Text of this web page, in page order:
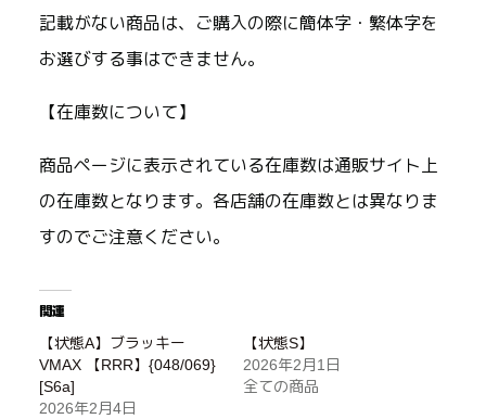
記載がない商品は、ご購入の際に簡体字・繁体字を
お選びする事はできません。
【在庫数について】
商品ページに表示されている在庫数は通販サイト上
の在庫数となります。各店舗の在庫数とは異なりま
すのでご注意ください。
関連
【状態A】ブラッキー
VMAX 【RRR】{048/069}
[S6a]
2026年2月4日
【状態S】
2026年2月1日
全ての商品